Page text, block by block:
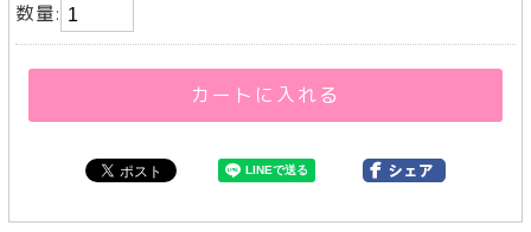
数量:
カートに入れる